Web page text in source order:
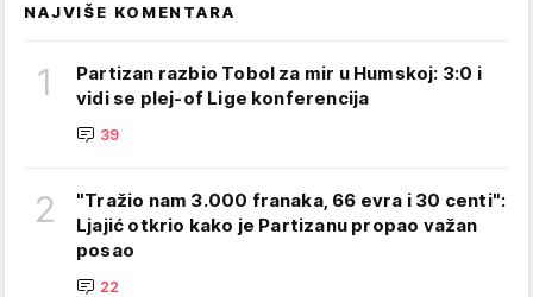
NAJVIŠE KOMENTARA
1
Partizan razbio Tobol za mir u Humskoj: 3:0 i
vidi se plej-of Lige konferencija
39
2
"Tražio nam 3.000 franaka, 66 evra i 30 centi":
Ljajić otkrio kako je Partizanu propao važan
posao
22